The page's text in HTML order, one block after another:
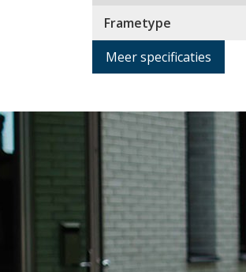
Frametype
Meer specificaties